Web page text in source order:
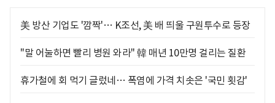
美 방산 기업도 '깜짝'… K조선, 美 배 띄울 구원투수로 등장
"말 어눌하면 빨리 병원 와라" 韓 매년 10만명 걸리는 질환
휴가철에 회 먹기 글렀네… 폭염에 가격 치솟은 '국민 횟감'